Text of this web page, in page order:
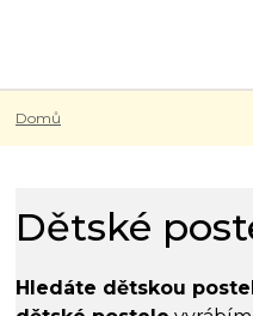
Domů
Dětské
Hledáte dětskou